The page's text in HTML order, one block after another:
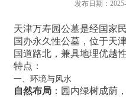
发布日期：
天津万寿园公墓是经国家
国办永久性公墓，位于天
国道路北，兼具地理优越
特点：
一、环境与风水
自然布局 ：园内绿树成荫